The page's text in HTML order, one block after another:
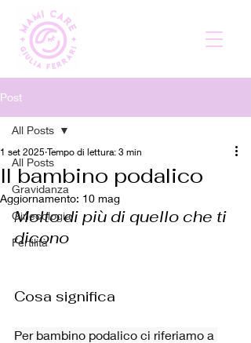
Post
All Posts
Gravidanza
Ginecologia
Fertilità
All Posts
Il bambino podalico
1 set 2025 Tempo di lettura: 3 min
Aggiornamento: 10 mag
Molto di più di quello che ti
dicono
Cosa significa
Per bambino podalico ci riferiamo a